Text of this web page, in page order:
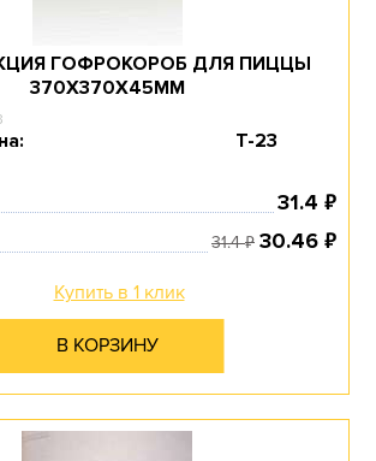
ГОФРОКОРОБ ДЛЯ ПИЦЦЫ
370Х370Х45ММ
Т-23
31.4 ₽
31.4₽ 30.46 ₽
Купить в 1 клик
В КОРЗИНУ